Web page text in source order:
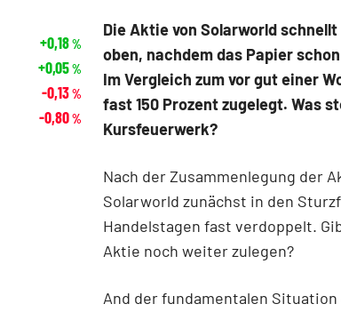
Die Aktie von Solarworld
oben, nachdem das Papier
Im Vergleich zum vor gut einer
fast 150 Prozent zugelegt. Was
Kursfeuerwerk?
Nach der Zusammenlegung der
Solarworld zunächst in den
Handelstagen fast verdoppelt.
Aktie noch weiter zulegen?
And der fundamentalen
+0,18%
+0,05%
-0,13%
-0,80%